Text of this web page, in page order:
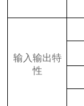
输入输出特
性